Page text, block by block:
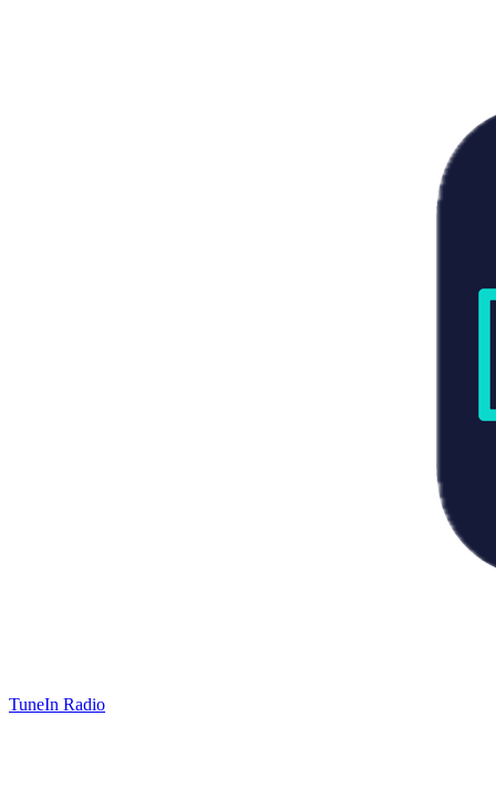
TuneIn Radio